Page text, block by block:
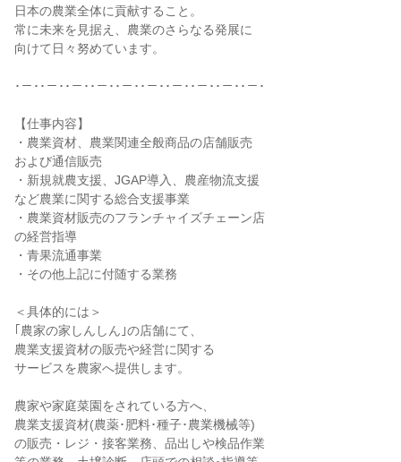
日本の農業全体に貢献すること。
常に未来を見据え、農業のさらなる発展に
向けて日々努めています。
･－･･－･･－･･－･･－･･－･･－･･－･･－･･－･
【仕事内容】
・農業資材、農業関連全般商品の店舗販売
および通信販売
・新規就農支援、JGAP導入、農産物流支援
など農業に関する総合支援事業
・農業資材販売のフランチャイズチェーン店
の経営指導
・青果流通事業
・その他上記に付随する業務
＜具体的には＞
｢農家の家しんしん｣の店舗にて、
農業支援資材の販売や経営に関する
サービスを農家へ提供します。
農家や家庭菜園をされている方へ、
農業支援資材(農薬･肥料･種子･農業機械等)
の販売・レジ・接客業務、品出しや検品作業